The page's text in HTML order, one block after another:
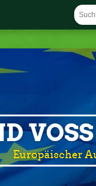
Europäischer